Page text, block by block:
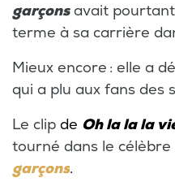
garçonsavait
terme à sa carrière
Mieux encore : elle a
qui a plu aux fans des
Le clip de Oh la la la
tourné dans le
garçons.